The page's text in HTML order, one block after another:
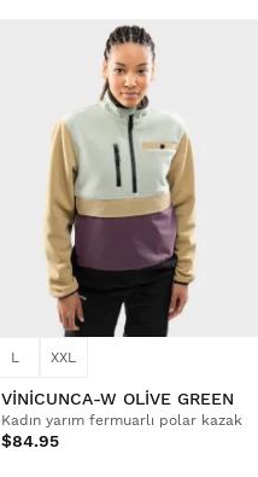
L XXL
VINICUNCA-W OLIVE GREEN
Kadın yarım fermuarlı polar kazak
$84.95